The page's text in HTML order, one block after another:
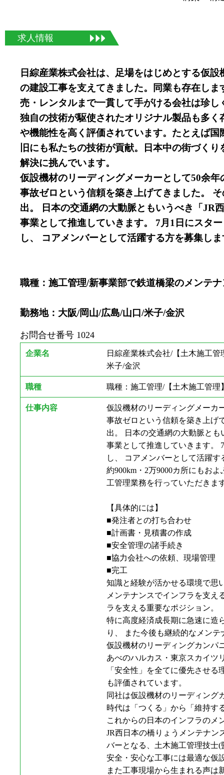
求人情報
日綜産業株式会社は、足場をはじめとする仮
の建設工事を支えてきました。同業も存在し
売・レンタルまで一貫して手がける会社は珍
独自の技術が駆使されたオリジナル製品も多
や機能性を高く評価されています。たとえば
旧にも私たちの技術が貢献。日本中の街づく
解決に挑んでいます。
仮設機材のリーディングメーカーとして50余
事故ゼロという信頼を築き上げてきました。
出。 日本の交通網の大動脈ともいうべき「JR
事業として推進していきます。 7月1日にスタ
し、 コアメンバーとして活躍する方を募集し
職種：施工管理/新事業部で鉄道橋梁のメンテ
勤務地：大阪/岡山/広島/山口/米子/金沢
お問合せ番号 1024
企業名
日綜産業株式会社/【土木施工
米子/金沢
職種 職種：施工管理/【土木施工管
仕事内容
仮設機材のリーディングメーカ
事故ゼロという信頼を築き上げ
出。 日本の交通網の大動脈と
事業として推進していきます。
し、 コアメンバーとして活躍
約900km・2万9000カ所にもお
工管理業務を行っていただきま
【具体的には】
■発注者との打ち合わせ
■計画書・見積書の作成
■安全管理の諸手続き
■協力会社への依頼、現場管理
■完工
知識と経験が活かせる環境で思
メンテナンスでインフラを支え
ラを支える重要なポジション。
特に高度経済成⻑期に急速に造
り、 また今後も継続的なメン
仮設機材のリーディングカンパ
あべのハルカス・東京スカイツ
「安全性」を全てに優先させ
も評価されています。
同社は仮設機材のリーディング
時代は「つくる」から「維持す
これからの日本のインフラのメ
JR⻄日本の橋りょうメンテナン
バーとなる、土木施工管理技士
安全・安心な工事には最適な仮
また工事現場から生まれる声は